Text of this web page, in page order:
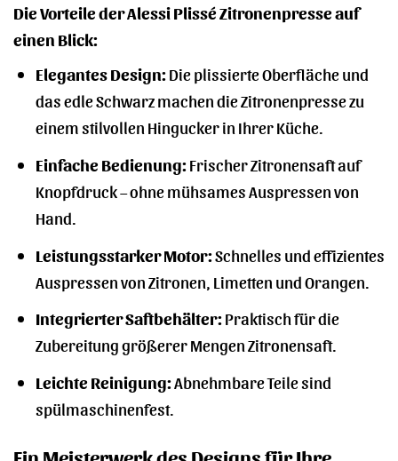
Die Vorteile der Alessi Plissé Zitronenpresse auf
einen Blick:
Elegantes Design:Die plissierte Oberfläche und
das edle Schwarz machen die Zitronenpresse zu
einem stilvollen Hingucker in Ihrer Küche.
Einfache Bedienung:Frischer Zitronensaft auf
Knopfdruck – ohne mühsames Auspressen von
Hand.
Leistungsstarker Motor:Schnelles und effizientes
Auspressen von Zitronen, Limetten und Orangen.
Integrierter Saftbehälter:Praktisch für die
Zubereitung größerer Mengen Zitronensaft.
Leichte Reinigung:Abnehmbare Teile sind
spülmaschinenfest.